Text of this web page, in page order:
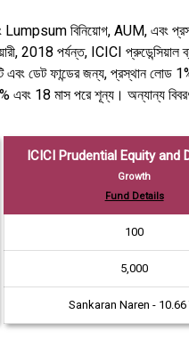
Lumpsum বিনিয়োগ, AUM, এবং
2018 পর্যন্ত, ICICI প্রুডেন্সিয়াল
ডেট ফান্ডের জন্য, প্রস্থান লোড
এবং 18 মাস পরে শূন্য। অন্যান্য
ICICI Prudential Equity and
Growth
Fund Details
₹100
₹5,000
Sankaran Naren - 10.66